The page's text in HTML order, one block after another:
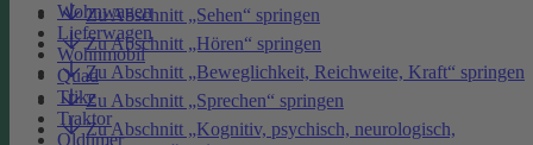
Wohnwagen
Lieferwagen
Wohnmobil
Quad
Trike
Traktor
Oldtimer
Zu Abschnitt „Sehen“ springen
Zu Abschnitt „Hören“ springen
Zu Abschnitt „Beweglichkeit, Reichweite, Kraft“ springen
Zu Abschnitt „Sprechen“ springen
Zu Abschnitt „Kognitiv, psychisch, neurologisch,